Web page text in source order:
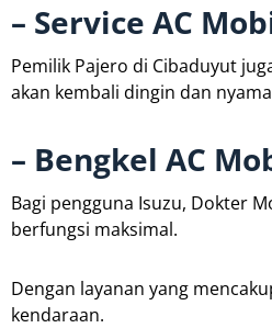
– Service AC
Pemilik Pajero di Cibaduyut
akan kembali dingin dan
– Bengkel AC
Bagi pengguna Isuzu, Dokter
berfungsi maksimal.
Dengan layanan yang
kendaraan.